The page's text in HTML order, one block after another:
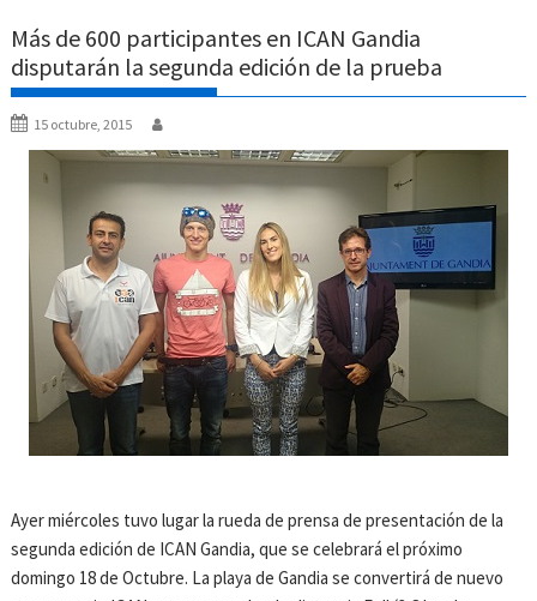
Más de 600 participantes en ICAN Gandia
disputarán la segunda edición de la prueba
15 octubre, 2015
Ayer miércoles tuvo lugar la rueda de prensa de presentación de la
segunda edición de ICAN Gandia, que se celebrará el próximo
domingo 18 de Octubre. La playa de Gandia se convertirá de nuevo